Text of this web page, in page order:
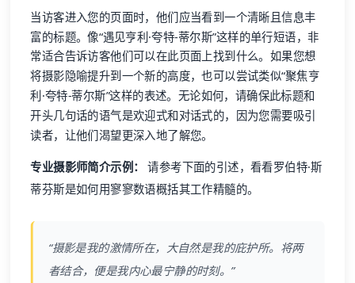
当访客进入您的页面时，他们应当看到一个清晰且信息丰
富的标题。像“遇见亨利·夸特-蒂尔斯”这样的单行短语，非
常适合告诉访客他们可以在此页面上找到什么。如果您想
将摄影隐喻提升到一个新的高度，也可以尝试类似“聚焦亨
利·夸特-蒂尔斯”这样的表述。无论如何，请确保此标题和
开头几句话的语气是欢迎式和对话式的，因为您需要吸引
读者，让他们渴望更深入地了解您。
专业摄影师简介示例： 请参考下面的引述，看看罗伯特·斯
蒂芬斯是如何用寥寥数语概括其工作精髓的。
“摄影是我的激情所在，大自然是我的庇护所。将两
者结合，便是我内心最宁静的时刻。”